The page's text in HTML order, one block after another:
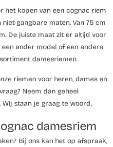
het kopen van een cognac riem
gangbare maten. Van 75 cm
De juiste maat zit er altijd voor
ander model of een andere
damesriemen.
riemen voor heren, dames en
Neem dan geheel
staan je graag te woord.
damesriem
Bij ons kan het op afspraak,